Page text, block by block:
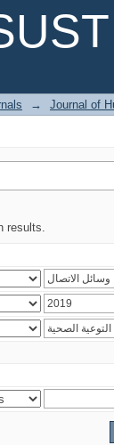
→ Journal of
results.